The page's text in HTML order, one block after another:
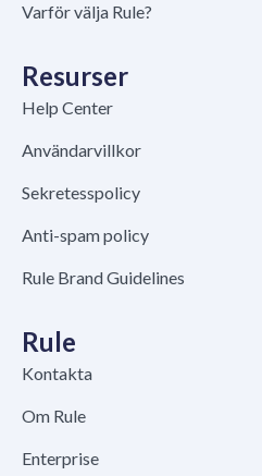
Varför välja Rule?
Resurser
Help Center
Användarvillkor
Sekretesspolicy
Anti-spam policy
Rule Brand Guidelines
Rule
Kontakta
Om Rule
Enterprise